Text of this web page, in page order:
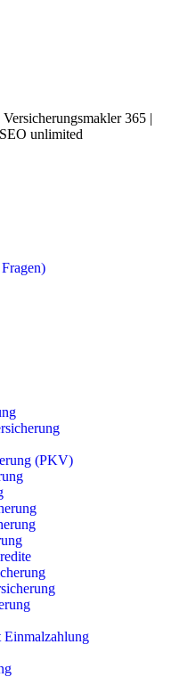
365 |
unlimited
(PKV)
Einmalzahlung